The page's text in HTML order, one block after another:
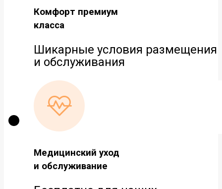
Комфорт премиум
класса
Шикарные условия размещения
и обслуживания
Медицинский уход
и обслуживание